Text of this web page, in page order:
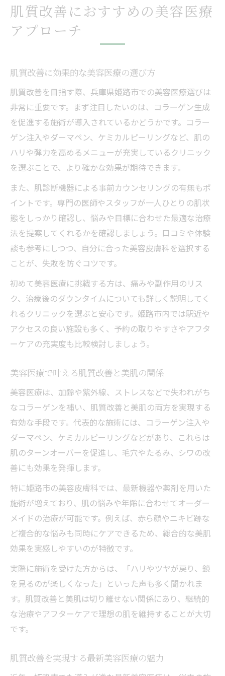
肌質改善におすすめの美容医療
アプローチ
肌質改善に効果的な美容医療の選び方
肌質改善を目指す際、兵庫県姫路市での美容医療選びは
非常に重要です。まず注目したいのは、コラーゲン生成
を促進する施術が導入されているかどうかです。コラー
ゲン注入やダーマペン、ケミカルピーリングなど、肌の
ハリや弾力を高めるメニューが充実しているクリニック
を選ぶことで、より確かな効果が期待できます。
また、肌診断機器による事前カウンセリングの有無もポ
イントです。専門の医師やスタッフが一人ひとりの肌状
態をしっかり確認し、悩みや目標に合わせた最適な治療
法を提案してくれるかを確認しましょう。口コミや体験
談も参考にしつつ、自分に合った美容皮膚科を選択する
ことが、失敗を防ぐコツです。
初めて美容医療に挑戦する方は、痛みや副作用のリス
ク、治療後のダウンタイムについても詳しく説明してく
れるクリニックを選ぶと安心です。姫路市内では駅近や
アクセスの良い施設も多く、予約の取りやすさやアフタ
ーケアの充実度も比較検討しましょう。
美容医療で叶える肌質改善と美肌の関係
美容医療は、加齢や紫外線、ストレスなどで失われがち
なコラーゲンを補い、肌質改善と美肌の両方を実現する
有効な手段です。代表的な施術には、コラーゲン注入や
ダーマペン、ケミカルピーリングなどがあり、これらは
肌のターンオーバーを促進し、毛穴やたるみ、シワの改
善にも効果を発揮します。
特に姫路市の美容皮膚科では、最新機器や薬剤を用いた
施術が増えており、肌の悩みや年齢に合わせてオーダー
メイドの治療が可能です。例えば、赤ら顔やニキビ跡な
ど複合的な悩みも同時にケアできるため、総合的な美肌
効果を実感しやすいのが特徴です。
実際に施術を受けた方からは、「ハリやツヤが戻り、鏡
を見るのが楽しくなった」といった声も多く聞かれま
す。肌質改善と美肌は切り離せない関係にあり、継続的
な治療やアフターケアで理想の肌を維持することが大切
です。
肌質改善を実現する最新美容医療の魅力